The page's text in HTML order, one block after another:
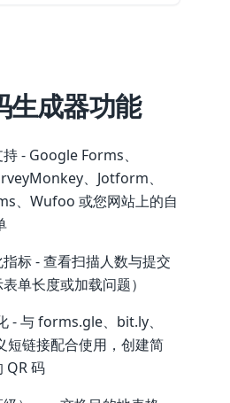
生成器功能
- Google Forms、
、Jotform、
、Wufoo 或您网站上的自
标 - 查看扫描人数与提交
单长度或加载问题）
- 与 forms.gle、bit.ly、
链接配合使用，创建简
QR 码